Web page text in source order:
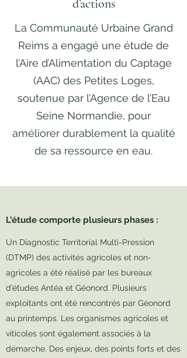
d’actions
La Communauté Urbaine Grand
Reims a engagé une étude de
l’Aire d’Alimentation du Captage
(AAC) des Petites Loges,
soutenue par l’Agence de l’Eau
Seine Normandie, pour
améliorer durablement la qualité
de sa ressource en eau.
L’étude comporte plusieurs phases :
Un Diagnostic Territorial Multi-Pression
(DTMP) des activités agricoles et non-
agricoles a été réalisé par les bureaux
d’études Antéa et Géonord. Plusieurs
exploitants ont été rencontrés par Géonord
au printemps. Les organismes agricoles et
viticoles sont également associés à la
démarche. Des enjeux, des points forts et des